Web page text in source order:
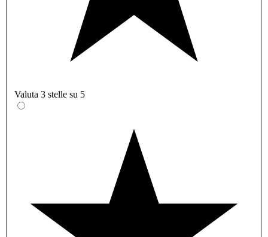
Valuta 3 stelle su 5